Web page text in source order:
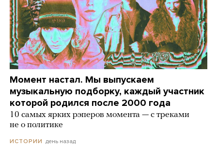
Момент настал. Мы выпускаем
музыкальную подборку, каждый участник
которой родился после 2000 года
10 самых ярких рэперов момента — с треками
не о политике
ИСТОРИИ день назад